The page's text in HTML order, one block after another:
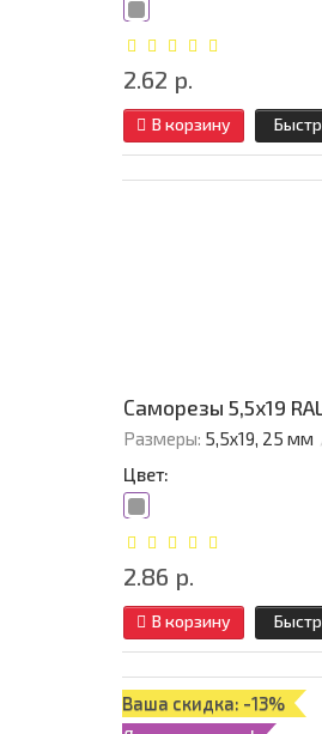
2.62 р.
В корзину
Саморезы 5,5х19
Размеры: 5,5х19, 25 мм
Цвет:
2.86 р.
В корзину
Ваша скидка: -13%